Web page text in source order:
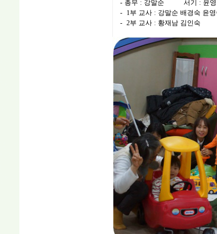
- 총무 : 강말순 서기 :
- 1부 교사 : 강말순 배경숙 윤영
- 2부 교사 : 황재남 김인숙